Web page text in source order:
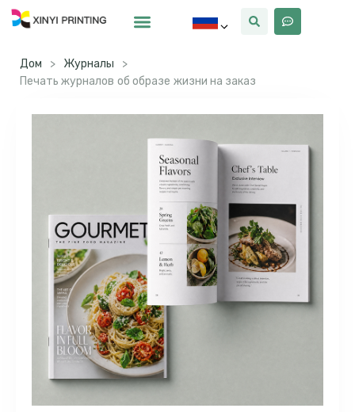
Дом > Журналы
>
Печать журналов об образе жизни на заказ